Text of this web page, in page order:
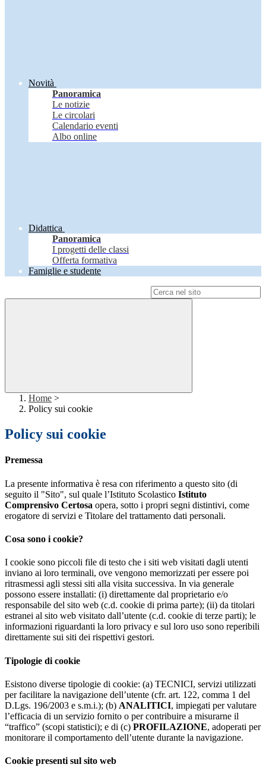
Novità
Panoramica
Le notizie
Le circolari
Calendario eventi
Albo online
Didattica
Panoramica
I progetti delle classi
Offerta formativa
Famiglie e studente
Home >
Policy sui cookie
Policy sui cookie
Premessa
La presente informativa è resa con riferimento a questo sito (di
seguito il "Sito", sul quale l’Istituto Scolastico Istituto
Comprensivo Certosa opera, sotto i propri segni distintivi, come
erogatore di servizi e Titolare del trattamento dati personali.
Cosa sono i cookie?
I cookie sono piccoli file di testo che i siti web visitati dagli utenti
inviano ai loro terminali, ove vengono memorizzati per essere poi
ritrasmessi agli stessi siti alla visita successiva. In via generale
possono essere installati: (i) direttamente dal proprietario e/o
responsabile del sito web (c.d. cookie di prima parte); (ii) da titolari
estranei al sito web visitato dall’utente (c.d. cookie di terze parti); le
informazioni riguardanti la loro privacy e sul loro uso sono reperibili
direttamente sui siti dei rispettivi gestori.
Tipologie di cookie
Esistono diverse tipologie di cookie: (a) TECNICI, servizi utilizzati
per facilitare la navigazione dell’utente (cfr. art. 122, comma 1 del
D.Lgs. 196/2003 e s.m.i.); (b) ANALITICI, impiegati per valutare
l’efficacia di un servizio fornito o per contribuire a misurarne il
“traffico” (scopi statistici); e di (c) PROFILAZIONE, adoperati per
monitorare il comportamento dell’utente durante la navigazione.
Cookie presenti sul sito web